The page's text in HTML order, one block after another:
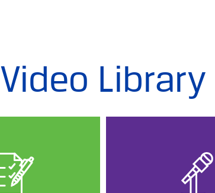
Video Library